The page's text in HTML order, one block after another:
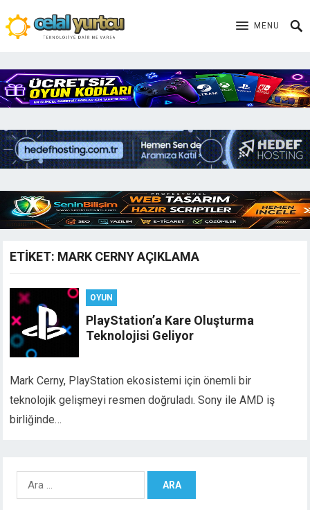
MENU
ETIKET: MARK CERNY AÇIKLAMA
OYUN
PlayStation’a Kare Oluşturma
Teknolojisi Geliyor
Mark Cerny, PlayStation ekosistemi için önemli bir
teknolojik gelişmeyi resmen doğruladı. Sony ile AMD iş
birliğinde…
Arama: